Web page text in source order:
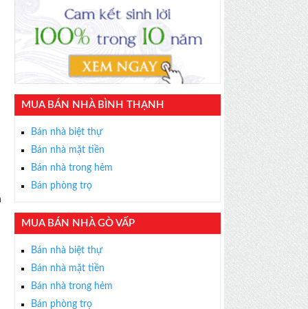
MUA BÁN NHÀ BÌNH THẠNH
Bán nhà biệt thự
Bán nhà mặt tiền
Bán nhà trong hẻm
Bán phòng trọ
MUA BÁN NHÀ GÒ VẤP
Bán nhà biệt thự
Bán nhà mặt tiền
Bán nhà trong hẻm
Bán phòng trọ